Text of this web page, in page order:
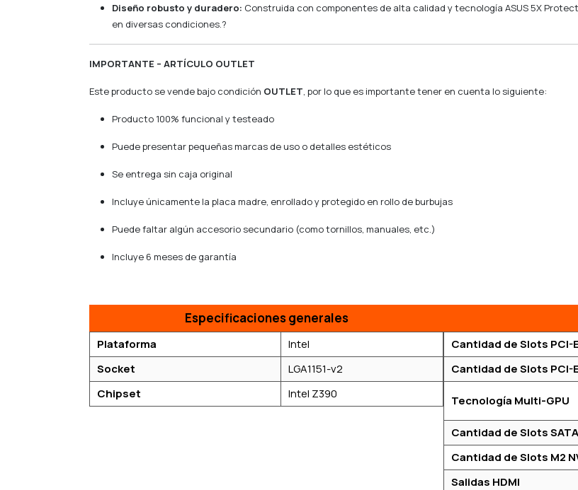
Diseño robusto y duradero: Construida con componentes de alta calidad y tecnología ASUS 5X
en diversas condiciones.?
IMPORTANTE – ARTÍCULO OUTLET
Este producto se vende bajo condición OUTLET, por lo que es importante tener en cuenta lo siguiente:
Producto 100% funcional y testeado
Puede presentar pequeñas marcas de uso o detalles estéticos
Se entrega sin caja original
Incluye únicamente la placa madre, enrollado y protegido en rollo de burbujas
Puede faltar algún accesorio secundario (como tornillos, manuales, etc.)
Incluye 6 meses de garantía
Especificaciones generales
Plataforma
Intel
Socket
LGA1151-v2
Chipset
Intel Z390
Cantidad de Slots PCI-
Cantidad de Slots PCI-
Tecnología Multi-GPU
Cantidad de Slots SATA
Cantidad de Slots M2
Salidas HDMI